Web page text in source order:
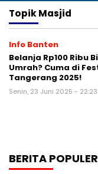
TopikMasjid
Info Banten
Belanja Rp100 Ribu
Umrah? Cuma di
Tangerang 2025!
Senin, 23 Juni 2025 - 22:23
BERITA POPULER